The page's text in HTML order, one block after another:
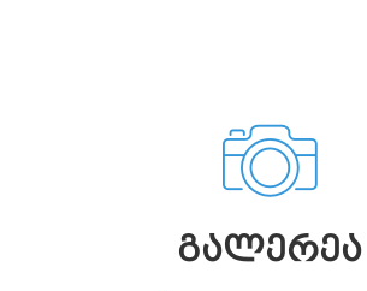
ᲒᲐᲚᲔᲠᲔᲐ